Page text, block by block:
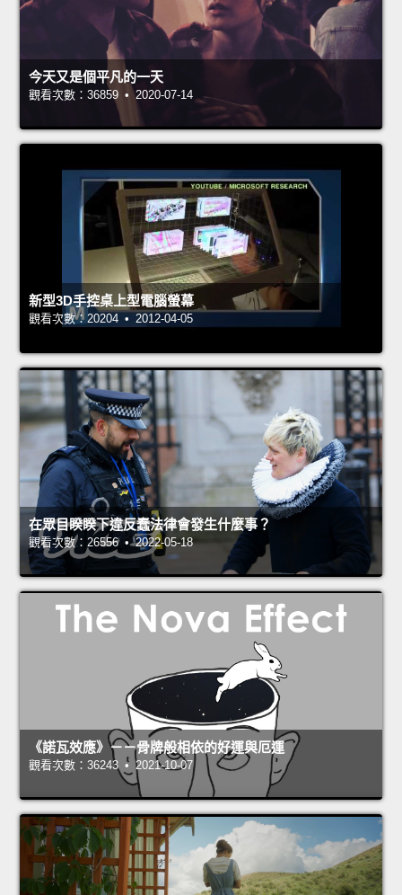
今天又是個平凡的一天
觀看次數：36859 • 2020-07-14
新型3D手控桌上型電腦螢幕
觀看次數：20204 • 2012-04-05
在眾目睽睽下違反蠢法律會發生什麼事？
觀看次數：26556 • 2022-05-18
《諾瓦效應》－－骨牌般相依的好運與厄運
觀看次數：36243 • 2021-10-07